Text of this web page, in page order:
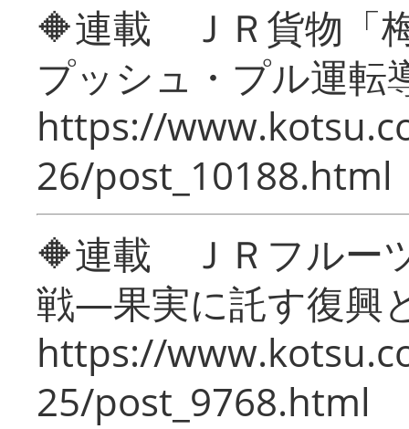
🔶連載 ＪＲ貨物「
プッシュ・プル運転
https://
26/post_10188.html
🔶連載 ＪＲフルー
戦―果実に託す復興
https://
25/post_9768.html